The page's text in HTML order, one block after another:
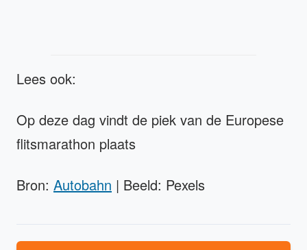
Lees ook:
Op deze dag vindt de piek van de Europese
flitsmarathon plaats
Bron: Autobahn | Beeld: Pexels